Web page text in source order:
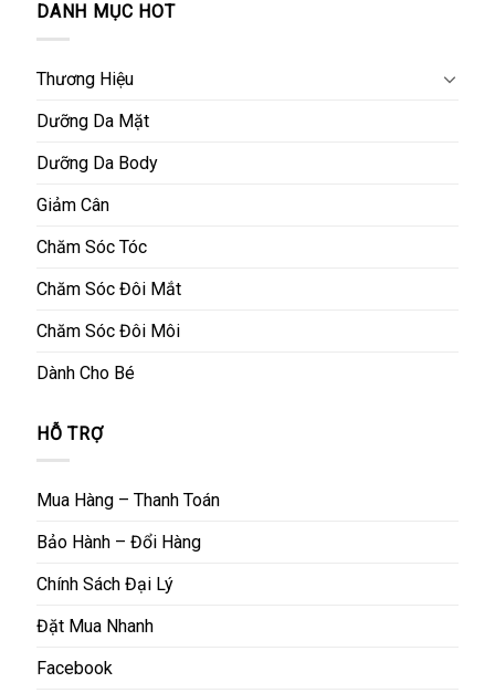
DANH MỤC HOT
Thương Hiệu
Dưỡng Da Mặt
Dưỡng Da Body
Giảm Cân
Chăm Sóc Tóc
Chăm Sóc Đôi Mắt
Chăm Sóc Đôi Môi
Dành Cho Bé
HỖ TRỢ
Mua Hàng – Thanh Toán
Bảo Hành – Đổi Hàng
Chính Sách Đại Lý
Đặt Mua Nhanh
Facebook